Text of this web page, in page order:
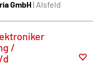
GmbH| Alsfeld
/
d